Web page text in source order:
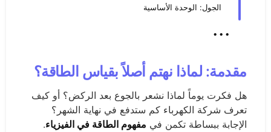
الجول: الوحدة الأساسية
...
مقدمة: لماذا نهتم أصلاً بقياس الطاقة؟
هل فكرت يوماً لماذا نشعر بالجوع بعد الركض؟ أو كيف
تعرف شركة الكهرباء كم ستدفع في نهاية الشهر؟
الإجابة ببساطة تكمن في مفهوم الطاقة في الفيزياء.